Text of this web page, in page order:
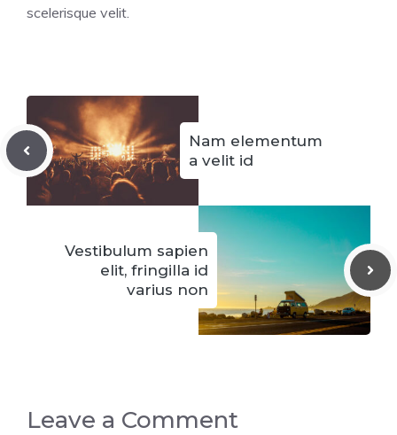
scelerisque velit.
Nam elementum
a velit id
Vestibulum sapien
elit, fringilla id
varius non
Leave a Comment